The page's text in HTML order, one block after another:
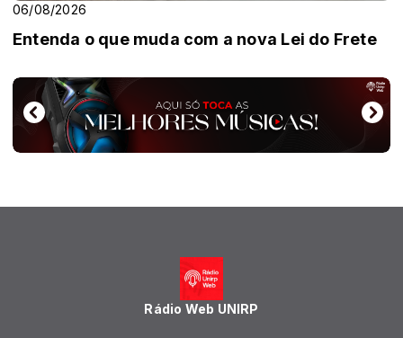
06/08/2026
Entenda o que muda com a nova Lei do Frete
Rádio Web UNIRP